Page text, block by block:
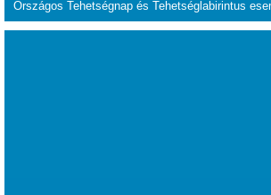
Országos Tehetségnap és Tehetséglabirintus